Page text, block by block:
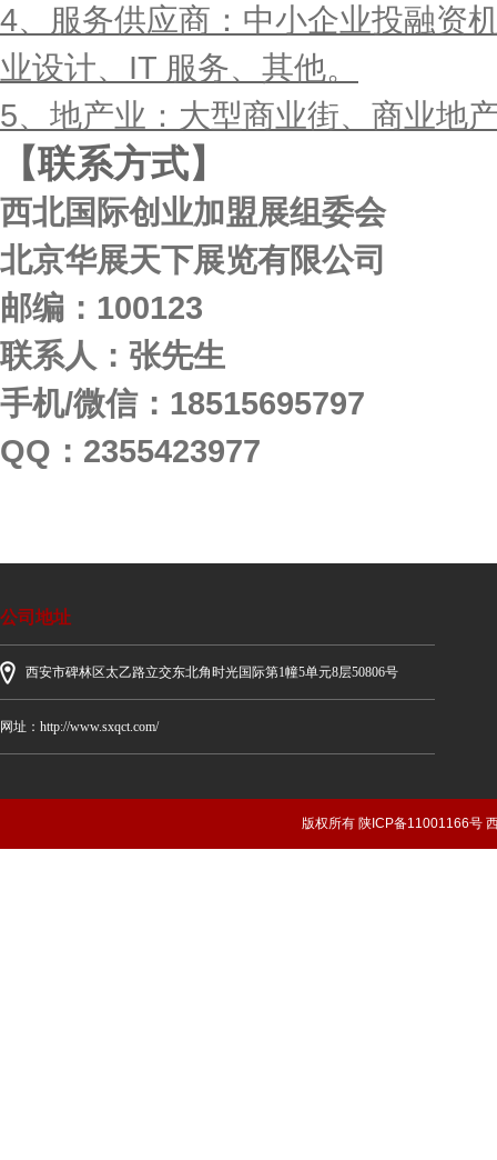
4、服务供应商：中小企业投融资
业设计、IT 服务、其他。
5、地产业：大型商业街、商业地
【联系方式】
西北国际创业加盟展组委会
北京华展天下展览有限公司
邮编：100123
联系人：张先生
手机/微信：18515695797
QQ：2355423977
公司地址
西安市碑林区太乙路立交东北角时光国际第1幢5单元8层50806号
网址：http://www.sxqct.com/
版权所有 陕ICP备11001166号